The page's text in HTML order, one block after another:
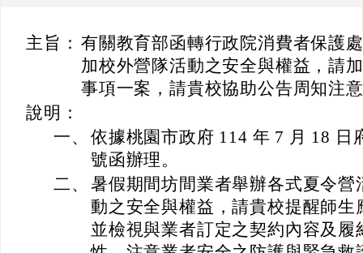
主旨： 有關教育部函轉行政院消費者保護
加校外營隊活動之安全與權益，請
事項一案，請貴校協助公告周知注
說明：
一、 依據桃園市政府 114 年 7 月 18 日
號函辦理。
二、 暑假期間坊間業者舉辦各式夏令
動之安全與權益，請貴校提醒師
並檢視與業者訂定之契約內容及